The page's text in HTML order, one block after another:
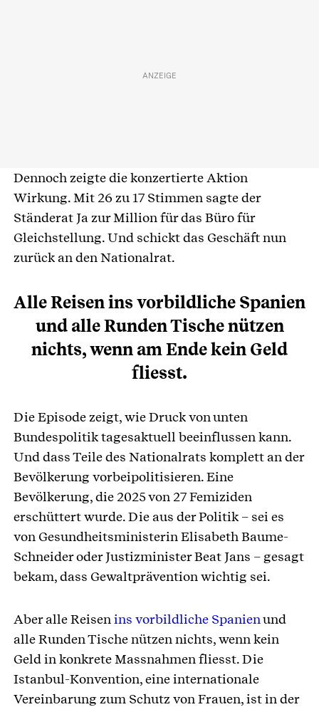
Dennoch zeigte die konzertierte Aktion
Wirkung. Mit 26 zu 17 Stimmen sagte der
Ständerat Ja zur Million für das Büro für
Gleichstellung. Und schickt das Geschäft nun
zurück an den Nationalrat.
Alle Reisen ins vorbildliche Spanien
und alle Runden Tische nützen
nichts, wenn am Ende kein Geld
fliesst.
Die Episode zeigt, wie Druck von unten
Bundespolitik tagesaktuell beeinflussen kann.
Und dass Teile des Nationalrats komplett an der
Bevölkerung vorbeipolitisieren. Eine
Bevölkerung, die 2025 von 27 Femiziden
erschüttert wurde. Die aus der Politik – sei es
von Gesundheitsministerin Elisabeth Baume-
Schneider oder Justizminister Beat Jans – gesagt
bekam, dass Gewaltprävention wichtig sei.
Aber alle Reisen ins vorbildliche Spanienund
alle Runden Tische nützen nichts, wenn kein
Geld in konkrete Massnahmen fliesst. Die
Istanbul-Konvention, eine internationale
Vereinbarung zum Schutz von Frauen, ist in der